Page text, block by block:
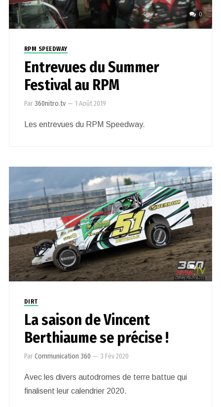
0
RPM SPEEDWAY
Entrevues du Summer
Festival au RPM
Par360nitro.tv — 1 Août 2019
Les entrevues du RPM Speedway.
0
DIRT
La saison de Vincent
Berthiaume se précise !
ParCommunication 360 — 3 Fév 2020
Avec les divers autodromes de terre battue qui
finalisent leur calendrier 2020.